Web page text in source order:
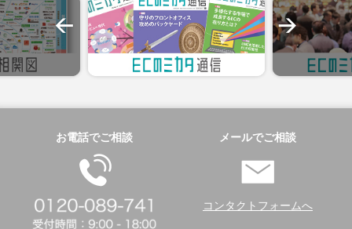
お電話でご相談 メールでご相談
コンタクトフォームへ